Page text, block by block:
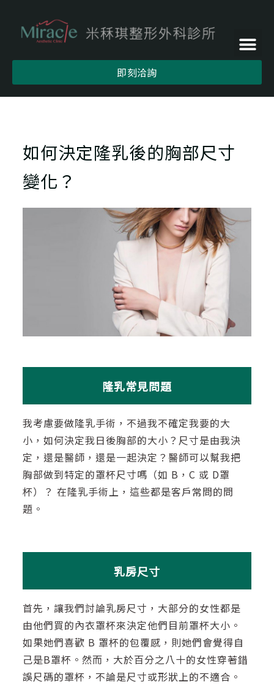
即刻洽詢
如何決定隆乳後的胸部尺寸
變化？
隆乳常見問題
我考慮要做隆乳手術，不過我不確定我要的大
小，如何決定我日後胸部的大小？尺寸是由我決
定，還是醫師，還是一起決定？醫師可以幫我把
胸部做到特定的罩杯尺寸嗎（如 B，C 或 D罩
杯）？ 在隆乳手術上，這些都是客戶常問的問
題。
乳房尺寸
首先，讓我們討論乳房尺寸，大部分的女性都是
由他們買的內衣罩杯來決定他們目前罩杯大小。
如果她們喜歡 B 罩杯的包覆感，則她們會覺得自
己是B罩杯。然而，大於百分之八十的女性穿著錯
誤尺碼的罩杯，不論是尺寸或形狀上的不適合。